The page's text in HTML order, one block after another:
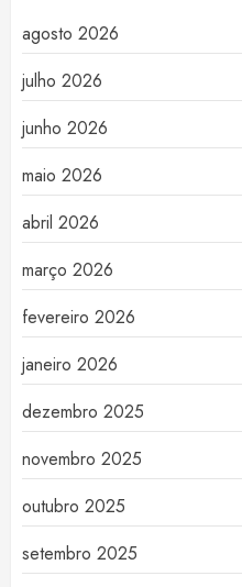
agosto 2026
julho 2026
junho 2026
maio 2026
abril 2026
março 2026
fevereiro 2026
janeiro 2026
dezembro 2025
novembro 2025
outubro 2025
setembro 2025